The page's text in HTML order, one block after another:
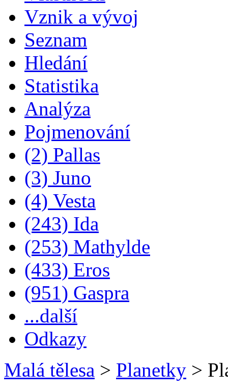
Vznik a vývoj
Seznam
Hledání
Statistika
Analýza
Pojmenování
(2) Pallas
(3) Juno
(4) Vesta
(243) Ida
(253) Mathylde
(433) Eros
(951) Gaspra
...další
Odkazy
Malá tělesa > Planetky >